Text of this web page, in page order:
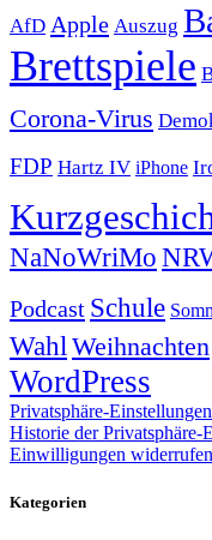
AfD Apple Auszug
Brettspiele
Corona-Virus
FDP Hartz IV iPhone
NaNoWriMo
Podcast Schule
WahlWeihnachten
WordPress
Privatsphäre-
Historie der Privatsphäre-
Einwilligungen widerrufen
Kategorien